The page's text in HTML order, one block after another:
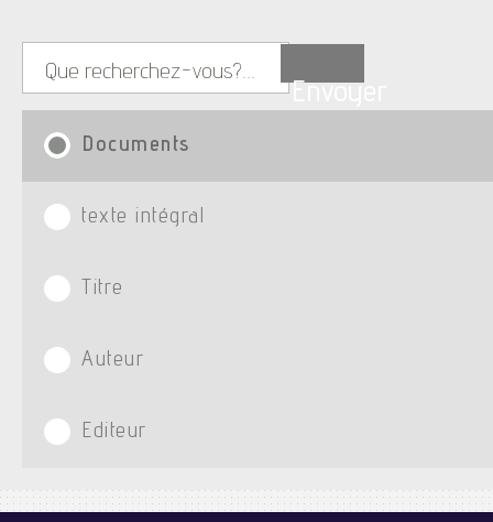
Documents
texte intégral
Titre
Auteur
Editeur